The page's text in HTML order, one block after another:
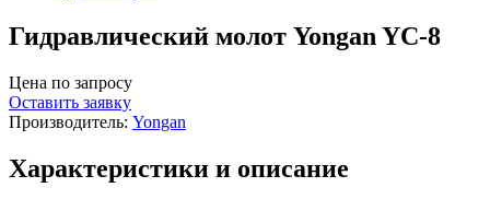
Гидравлический молот Yongan YC-8
Цена по запросу
Оставить заявку
Производитель: Yongan
Характеристики и описание